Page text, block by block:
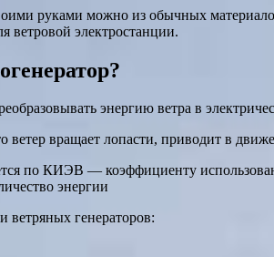
руками можно из обычных
ветровой электростанции.
энергию ветра в
вращает лопасти, приводит в
по КИЭВ — коэффициенту
энергии
ветряных генераторов: